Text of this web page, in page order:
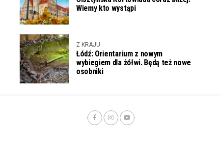
Wiemy kto wystąpi
Z KRAJU
Łódź: Orientarium z nowym
wybiegiem dla żółwi. Będą też nowe
osobniki